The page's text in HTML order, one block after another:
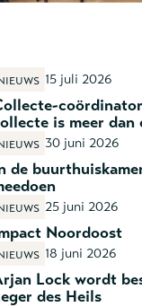
is meer dan
15 juli 2026
de
30 juni 2026
Noordoost
25 juni 2026
Lock wordt
des Heils
18 juni 2026